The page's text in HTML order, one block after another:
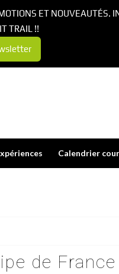
Calendrier
de
ET NOUVEAUTÉS.
TRAIL !!